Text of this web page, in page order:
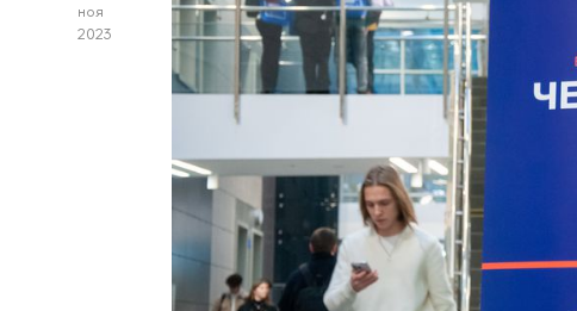
ноя
2023